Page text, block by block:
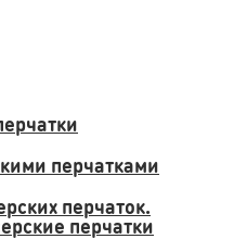
перчатками
перчаток.
перчатки